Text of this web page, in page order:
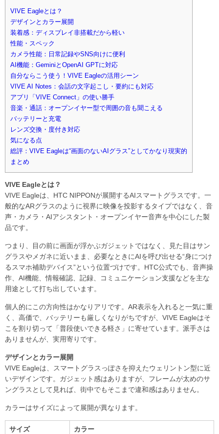
VIVE Eagleとは？
デザインとカラー展開
装着感：ディスプレイ非搭載だから軽い
性能・スペック
カメラ性能：日常記録やSNS向けに便利
AI機能：GeminiとOpenAI GPTに対応
自分ならこう使う！VIVE Eagleの活用シーン
VIVE AI Notes：会話の文字起こし・要約にも対応
アプリ「VIVE Connect」の使い勝手
音楽・通話：オープンイヤー型で周囲の音も聞こえる
バッテリーと充電
レンズ交換・度付き対応
気になる点
総評：VIVE Eagleは“画面のないAIグラス”としてかなり現実的
まとめ
VIVE Eagleとは？
VIVE Eagleは、HTC NIPPONが展開するAIスマートグラスです。一
般的なARグラスのように視界に映像を投影するタイプではなく、音
声・カメラ・AIアシスタント・オープンイヤー音声を中心にした製
品です。
つまり、目の前に画面が浮かぶガジェットではなく、見た目はサン
グラスやメガネに近いまま、必要なときにAIを呼び出せる“身につけ
るスマホ補助デバイス”という位置づけです。HTC公式でも、音声操
作、AI機能、情報確認、記録、コミュニケーション支援などを主な
用途として打ち出しています。
個人的にこの方向性はかなりアリです。AR表示を入れると一気に重
く、高価で、バッテリーも厳しくなりがちですが、VIVE Eagleはそ
こを割り切って「普段使いできる軽さ」に寄せています。派手さは
ありませんが、実用寄りです。
デザインとカラー展開
VIVE Eagleは、スマートグラスっぽさを抑えたウェリントン型に近
いデザインです。ガジェット感はありますが、フレームが太めのサ
ングラスとして見れば、街中でもそこまで違和感はありません。
カラーはサイズによって展開が異なります。
サイズ カラー